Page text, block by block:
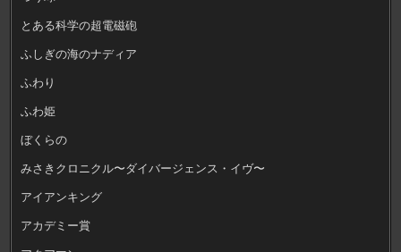
とある科学の超電磁砲
ふしぎの海のナディア
ふわり
ふわ姫
ぼくらの
みさきクロニクル〜ダイバージェンス・イヴ〜
アイアンキング
アカデミー賞